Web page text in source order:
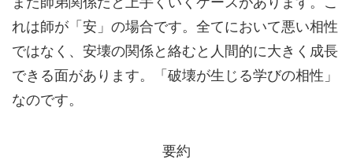
れは師が「安」の場合です。全てにおいて悪い相性
ではなく、安壊の関係と絡むと人間的に大きく成長
できる面があります。「破壊が生じる学びの相性」
なのです。
要約